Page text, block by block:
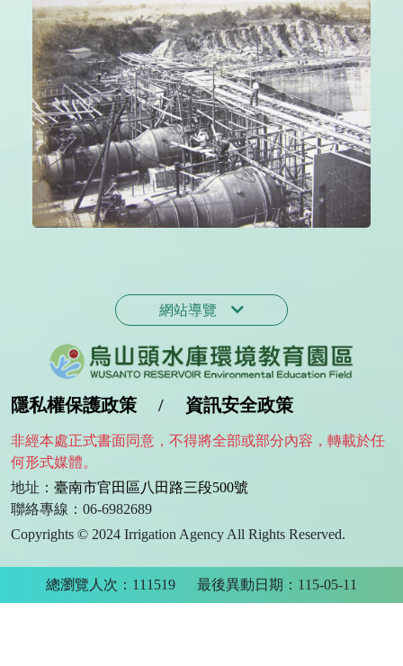
網站導覽
隱私權保護政策 / 資訊安全政策
非經本處正式書面同意，不得將全部或部分內容，轉載於任
何形式媒體。
地址： 臺南市官田區八田路三段500號
聯絡專線：06-6982689
Copyrights © 2024 Irrigation Agency All Rights Reserved.
總瀏覽人次：111519 最後異動日期：115-05-11